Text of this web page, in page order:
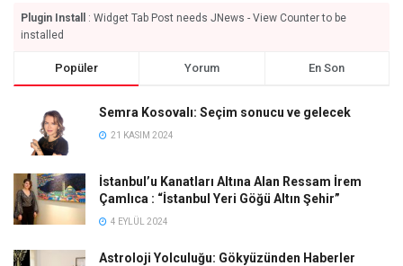
Plugin Install
: Widget Tab Post needs JNews - View Counter to be
installed
Popüler Yorum En Son
Semra Kosovalı: Seçim sonucu ve gelecek
21 KASIM 2024
İstanbul’u Kanatları Altına Alan Ressam İrem
Çamlıca : “İstanbul Yeri Göğü Altın Şehir”
4 EYLÜL 2024
Astroloji Yolculuğu: Gökyüzünden Haberler